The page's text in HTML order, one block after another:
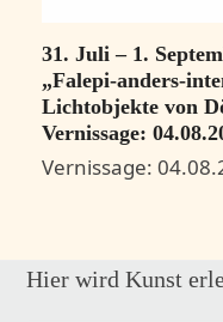
31. Juli – 1.
„Falepi-anders-
Lichtobjekte von
Vernissage:
Vernissage:
Hier wird Kunst